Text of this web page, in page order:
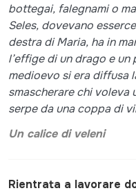
bottegai, falegnami o
Seles, dovevano
destra di Maria, ha in
l’effige di un drago e
medioevo si era diffusa
smascherare chi
serpe da una coppa di
Un calice di veleni
Rientrata a lavorare